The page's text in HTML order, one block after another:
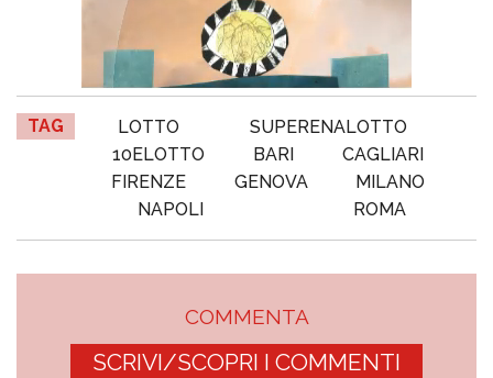
TAG LOTTO
SUPERENALOTTO
10ELOTTO
BARI
CAGLIARI
FIRENZE
GENOVA
MILANO
NAPOLI
ROMA
COMMENTA
SCRIVI/SCOPRI I COMMENTI